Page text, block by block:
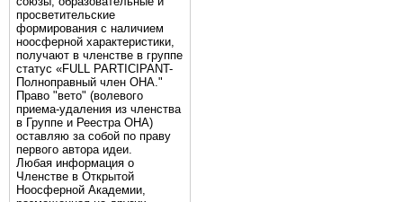
просветительские
формирования с наличием
ноосферной характеристики,
получают в членстве в группе
статус «FULL PARTICIPANT-
Полноправный член ОНА."
Право "вето" (волевого
приема-удаления из членства
в Группе и Реестра ОНА)
оставляю за собой по праву
первого автора идеи.
Любая информация о
Членстве в Открытой
Ноосферной Академии,